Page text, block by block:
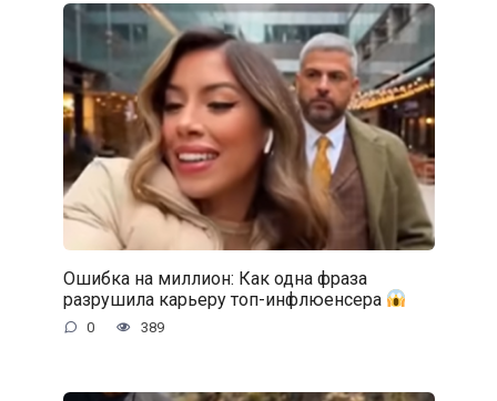
Ошибка на миллион: Как одна фраза
разрушила карьеру топ-инфлюенсера
0 389